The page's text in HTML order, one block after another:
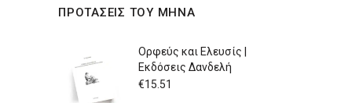
ΠΡΟΤΑΣΕΙΣ ΤΟΥ ΜΗΝΑ
Ορφεύς και Ελευσίς |
Εκδόσεις Δανδελή
€15.51